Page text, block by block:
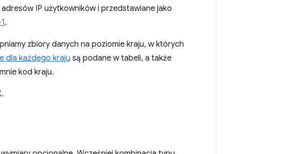
IP użytkowników i przedstawiane jako
.
zbiory danych na poziomie kraju, w których
dla każdego kraju są podane w tabeli, a także
kod kraju.